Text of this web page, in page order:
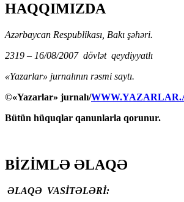
HAQQIMIZDA
Azərbaycan Respublikası, Bakı şəhəri.
2319 – 16/08/2007 dövlət qeydiyyatlı
«Yazarlar» jurnalının rəsmi saytı.
©«Yazarlar» jurnalı/
Bütün hüquqlar qanunlarla qorunur.
BİZİMLƏ ƏLAQƏ
ƏLAQƏ VASİTƏLƏRİ: